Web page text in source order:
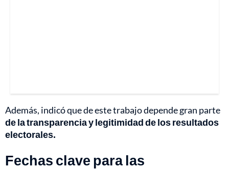
Además, indicó que de este trabajo depende gran parte
de la transparencia y legitimidad de los resultados
electorales.
Fechas clave para las